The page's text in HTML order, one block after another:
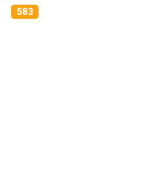
583